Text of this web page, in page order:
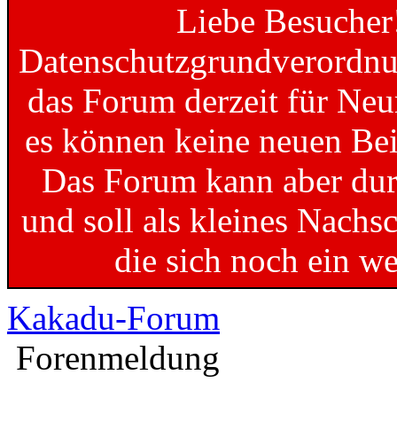
Liebe
das Forum derzeit für
es können keine neuen
Das Forum kann aber
und soll als kleines
die sich noch ein
Kakadu-Forum
Forenmeldung